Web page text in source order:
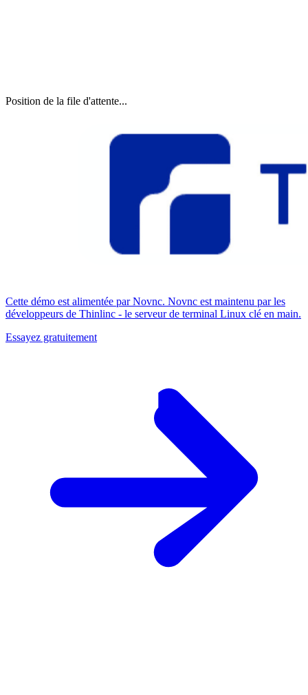
Position de la file d'attente...
Cette démo est alimentée par Novnc. Novnc est maintenu par les
développeurs de Thinlinc - le serveur de terminal Linux clé en main.
Essayez gratuitement